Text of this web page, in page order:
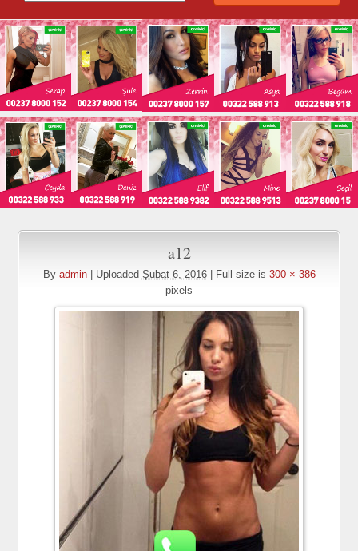
a12
By admin Uploaded Şubat 6, 2016 Full size is 300 × 386
pixels